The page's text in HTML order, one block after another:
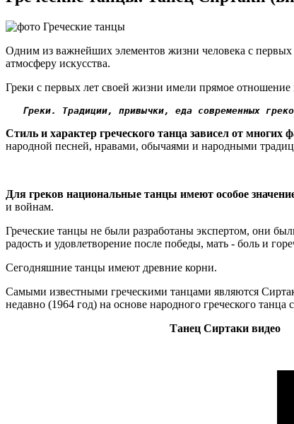
Одним из важнейших элементов жизни человека с
атмосферу искусства.
Греки с первых лет своей жизни имели прямое
Греки. Традиции, привычки, еда современных
Стиль и характер греческого танца зависел от многих
народной песней, нравами, обычаями и народными
Для греков национальные танцы имеют особое
и войнам.
Греческие танцы не были разработаны экспертом, они
радость и удовлетворение после победы, мать - боль и
Сегодняшние танцы имеют древние корни.
Самыми известными греческими танцами являются
недавно (1964 год) на основе народного греческого танца
Танец Сиртаки видео